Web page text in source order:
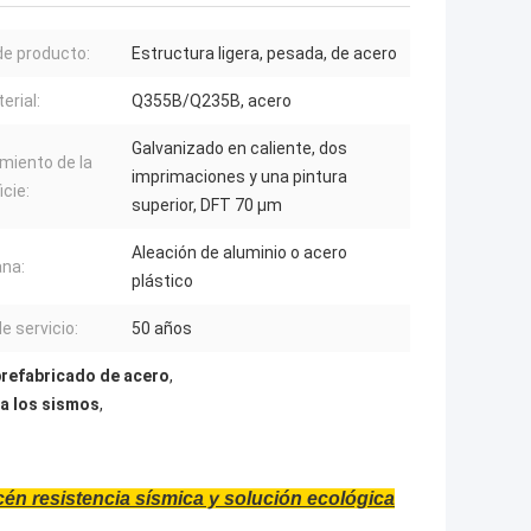
producto: Estructura ligera, pesada, de acero
Q355B/Q235B, acero
de la
Galvanizado en caliente, dos
imprimaciones y una pintura
superior, DFT 70 μm
Aleación de aluminio o acero
plástico
servicio: 50 años
de acero,
los sismos,
resistencia sísmica y solución ecológica